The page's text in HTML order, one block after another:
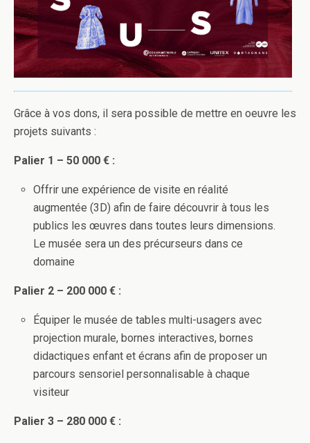
Grâce à vos dons, il sera possible de mettre en oeuvre les
projets suivants :
Palier 1 – 50 000 € :
Offrir une expérience de visite en réalité
augmentée (3D) afin de faire découvrir à tous les
publics les œuvres dans toutes leurs dimensions.
Le musée sera un des précurseurs dans ce
domaine
Palier 2 – 200 000 € :
Équiper le musée de tables multi-usagers avec
projection murale, bornes interactives, bornes
didactiques enfant et écrans afin de proposer un
parcours sensoriel personnalisable à chaque
visiteur
Palier 3 – 280 000 € :